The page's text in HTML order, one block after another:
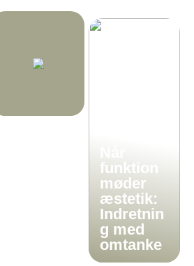
funktion
møder
æstetik:
Indretnin
g med
omtanke